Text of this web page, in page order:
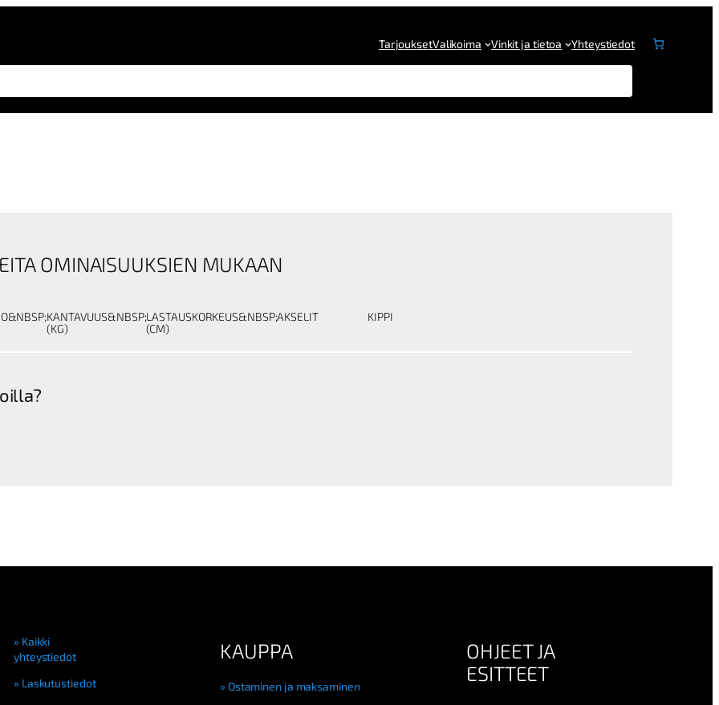
TarjouksetValikoima Vinkit ja tietoa Yhteystiedot
OMINAISUUKSIEN MUKAAN
KANTAVUUS&NBSP;
(KG)
LASTAUSKORKEUS&NBSP;
(CM)
AKSELIT KIPPI
Kaikki
yhteystiedot
Laskutustiedot
KAUPPA
Ostaminen ja maksaminen
OHJEET JA
ESITTEET